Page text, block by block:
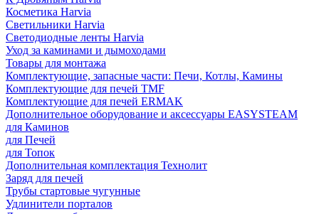
Косметика Harvia
Светильники Harvia
Светодиодные ленты Harvia
Уход за каминами и дымоходами
Товары для монтажа
Комплектующие, запасные части: Печи, Котлы, Камины
Комплектующие для печей TMF
Комплектующие для печей ERMAK
Дополнительное оборудование и аксессуары EASYSTEAM
для Каминов
для Печей
для Топок
Дополнительная комплектация Технолит
Заряд для печей
Трубы стартовые чугунные
Удлинители порталов